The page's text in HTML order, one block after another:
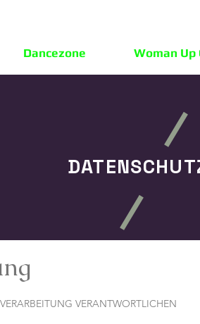
Dancezone Woman Up
VERANTWORTLICHEN